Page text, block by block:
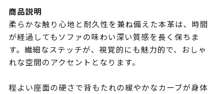
商品説明
柔らかな触り心地と耐久性を兼ね備えた本革は、時間
が経過してもソファの味わい深い質感を長く保ちま
す。繊細なステッチが、視覚的にも魅力的で、おしゃ
れな空間のアクセントとなります。
程よい座面の硬さで背もたれの緩やかなカーブが身体